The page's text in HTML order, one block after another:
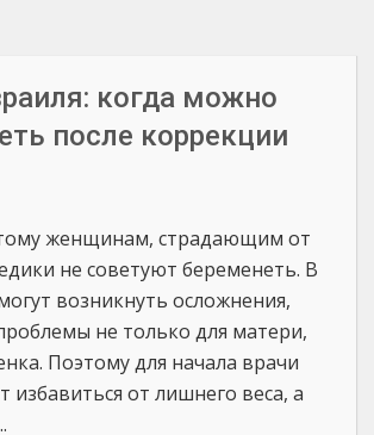
когда можно
после коррекции
женщинам, страдающим от
не советуют беременеть. В
возникнуть осложнения,
не только для матери,
Поэтому для начала врачи
избавиться от лишнего веса, а